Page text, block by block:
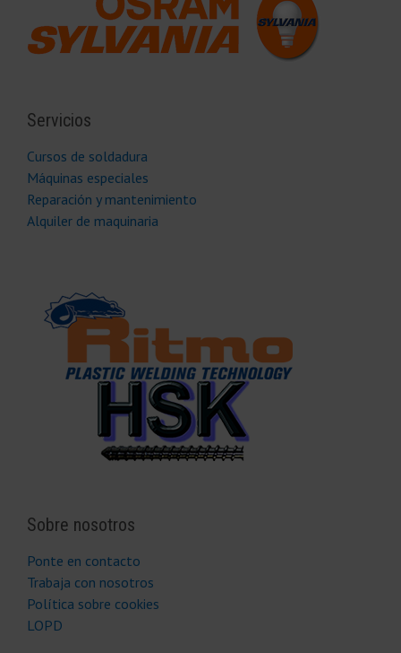
Servicios
Cursos de soldadura
Máquinas especiales
Reparación y mantenimiento
Alquiler de maquinaria
Sobre nosotros
Ponte en contacto
Trabaja con nosotros
Política sobre cookies
LOPD